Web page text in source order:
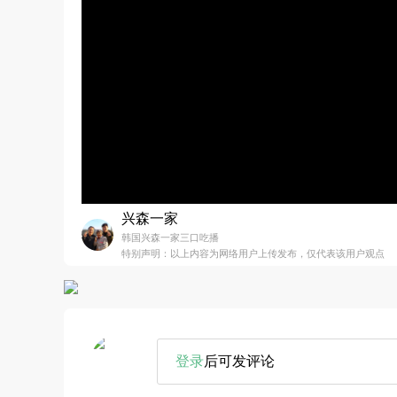
兴森一家
韩国兴森一家三口吃播
特别声明：以上内容为网络用户上传发布，仅代表该用户观点
登录后可发评论